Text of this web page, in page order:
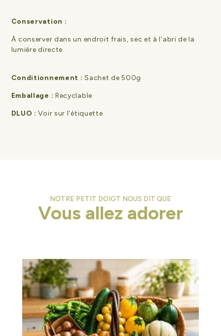
Conservation :
À conserver dans un endroit frais, sec et à l’abri de la
lumière directe.
Conditionnement :Sachet de 500g
Emballage : Recyclable
DLUO :Voir sur l'étiquette
NOTRE PETIT DOIGT NOUS DIT QUE
Vous allez adorer